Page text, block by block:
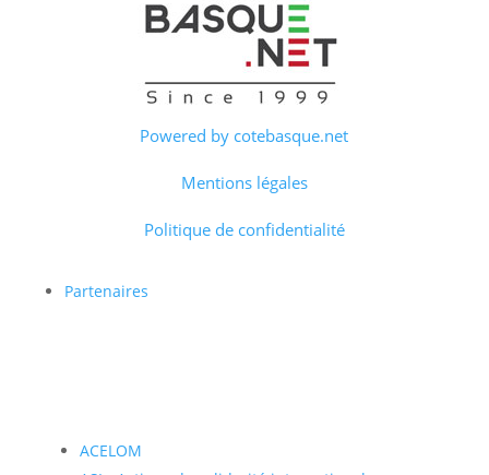
Powered by cotebasque.net
Mentions légales
Politique de confidentialité
Partenaires
ACELOM